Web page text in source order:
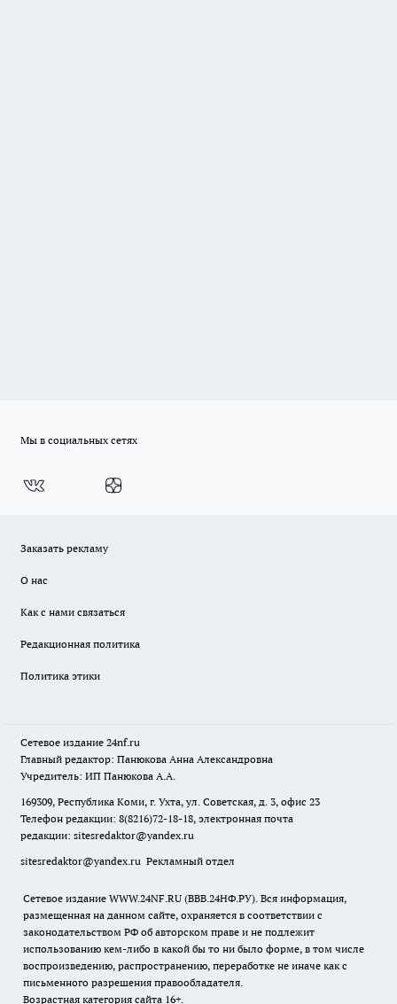
Мы в социальных сетях
Заказать рекламу
О нас
Как с нами связаться
Редакционная политика
Политика этики
Сетевое издание 24nf.ru
Главный редактор: Панюкова Анна Александровна
Учредитель: ИП Панюкова А.А.
169309, Республика Коми, г. Ухта, ул. Советская, д. 3, офис 23
Телефон редакции: 8(8216)72-18-18, электронная почта
редакции: sitesredaktor@yandex.ru
sitesredaktor@yandex.ru Рекламный отдел
Сетевое издание WWW.24NF.RU (ВВВ.24НФ.РУ). Вся информация,
размещенная на данном сайте, охраняется в соответствии с
законодательством РФ об авторском праве и не подлежит
использованию кем-либо в какой бы то ни было форме, в том числе
воспроизведению, распространению, переработке не иначе как с
письменного разрешения правообладателя.
Возрастная категория сайта 16+.